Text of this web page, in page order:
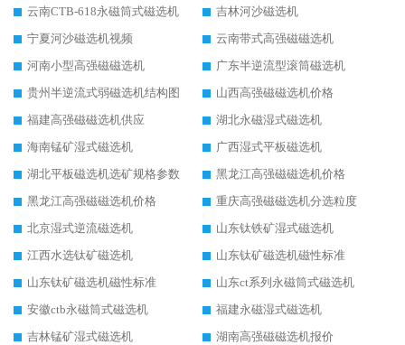
云南CTB-618永磁筒式磁选机
吉林河沙磁选机
宁夏河沙磁选机视频
云南带式高强磁磁选机
河南小型高强磁磁选机
广东半逆流型滚筒磁选机
贵州半逆流式弱磁选机结构图
山西高强磁磁选机价格
福建高强磁磁选机供应
湖北永磁湿式磁选机
海南锰矿湿式磁选机
广西湿式平板磁选机
湖北平板磁选机选矿规格参数
黑龙江高强磁磁选机价格
黑龙江高强磁磁选机价格
重庆高强磁磁选机分选粒度
北京湿式逆流磁选机
山东钛铁矿湿式磁选机
江西水选钛矿磁选机
山东钛矿磁选机磁性标准
山东钛矿磁选机磁性标准
山东ct系列永磁筒式磁选机
安徽ctb永磁筒式磁选机
福建永磁湿式磁选机
吉林锰矿湿式磁选机
湖南高强磁磁选机报价